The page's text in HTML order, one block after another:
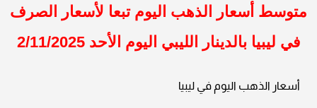
متوسط أسعار الذهب اليوم تبعا لأسعار الصرف
في ليبيا بالدينار الليبي اليوم الأحد 2/11/2025
أسعار الذهب اليوم في ليبيا